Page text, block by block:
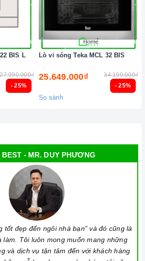
- 25%
BIS L
27.990.000₫
- 25%
Lò vi sóng Teka MCL 32 BIS
25.649.000₫ 34.199.000₫
So sánh
BEST - MR. DUY PHƯƠNG
tốt đẹp đến ngôi nhà bạn” và đó cũng là
làm. Tôi luôn mong muốn mang những
và dịch vụ tận tâm đến với khách hàng